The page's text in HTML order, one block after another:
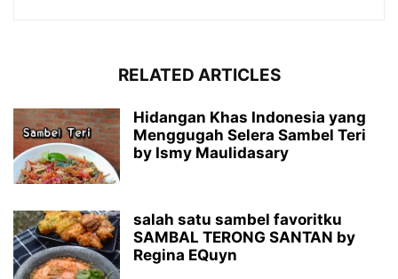
RELATED ARTICLES
Hidangan Khas Indonesia yang
Menggugah Selera Sambel Teri
by Ismy Maulidasary
salah satu sambel favoritku
SAMBAL TERONG SANTAN by
Regina EQuyn